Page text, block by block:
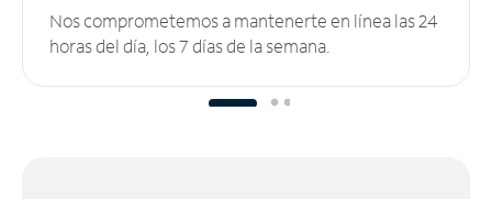
Nos comprometemos a mantenerte en línea las 24
horas del día, los 7 días de la semana.